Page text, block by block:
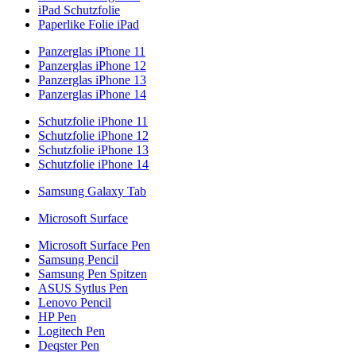
iPad Schutzfolie
Paperlike Folie iPad
Panzerglas iPhone 11
Panzerglas iPhone 12
Panzerglas iPhone 13
Panzerglas iPhone 14
Schutzfolie iPhone 11
Schutzfolie iPhone 12
Schutzfolie iPhone 13
Schutzfolie iPhone 14
Samsung Galaxy Tab
Microsoft Surface
Microsoft Surface Pen
Samsung Pencil
Samsung Pen Spitzen
ASUS Sytlus Pen
Lenovo Pencil
HP Pen
Logitech Pen
Deqster Pen